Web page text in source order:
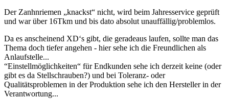
Der Zanhnriemen „knackst“ nicht, wird beim Jahresservice geprüft
und war über 16Tkm und bis dato absolut unauffällig/problemlos.
Da es anscheinend XD‘s gibt, die geradeaus laufen, sollte man das
Thema doch tiefer angehen - hier sehe ich die Freundlichen als
Anlaufstelle...
“Einstellmöglichkeiten“ für Endkunden sehe ich derzeit keine (oder
gibt es da Stellschrauben?) und bei Toleranz- oder
Qualitätsproblemen in der Produktion sehe ich den Hersteller in der
Verantwortung...